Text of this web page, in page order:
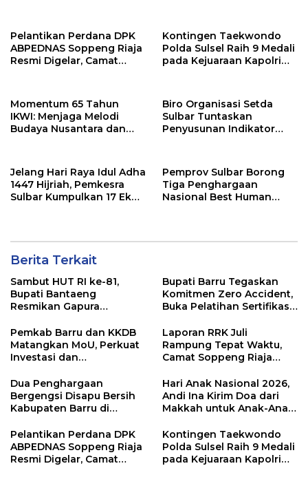
Pelantikan Perdana DPK
ABPEDNAS Soppeng Riaja
Resmi Digelar, Camat
Kontingen Taekwondo
Polda Sulsel Raih 9 Medali
pada Kejuaraan Kapolri
Momentum 65 Tahun
IKWI: Menjaga Melodi
Budaya Nusantara dan
Biro Organisasi Setda
Sulbar Tuntaskan
Penyusunan Indikator
Jelang Hari Raya Idul Adha
1447 Hijriah, Pemkesra
Sulbar Kumpulkan 17 Ekor
Pemprov Sulbar Borong
Tiga Penghargaan
Nasional Best Human
Berita Terkait
Sambut HUT RI ke-81,
Bupati Bantaeng
Resmikan Gapura
Bupati Barru Tegaskan
Komitmen Zero Accident,
Buka Pelatihan Sertifikasi
Pemkab Barru dan KKDB
Matangkan MoU, Perkuat
Investasi dan
Laporan RRK Juli
Rampung Tepat Waktu,
Camat Soppeng Riaja
dan Kelurahan
Dua Penghargaan
Bergengsi Disapu Bersih
Kabupaten Barru di
Hari Anak Nasional 2026,
Andi Ina Kirim Doa dari
Makkah untuk Anak-Anak
Pelantikan Perdana DPK
ABPEDNAS Soppeng Riaja
Resmi Digelar, Camat
Kontingen Taekwondo
Polda Sulsel Raih 9 Medali
pada Kejuaraan Kapolri